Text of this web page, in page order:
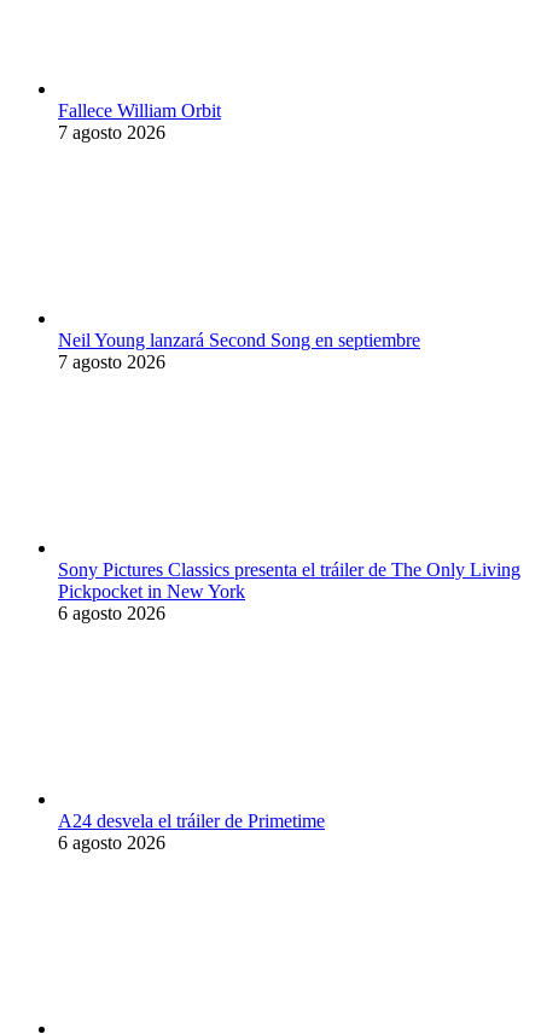
Fallece William Orbit
7 agosto 2026
Neil Young lanzará Second Song en septiembre
7 agosto 2026
Sony Pictures Classics presenta el tráiler de The Only Living
Pickpocket in New York
6 agosto 2026
A24 desvela el tráiler de Primetime
6 agosto 2026